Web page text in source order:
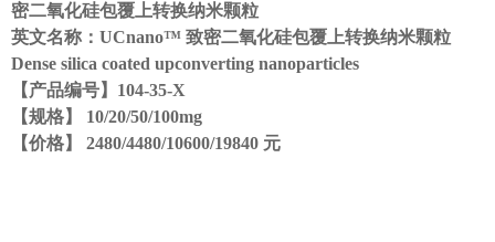
密二氧化硅包覆上转换纳米颗粒
英文名称：UCnano™ 致密二氧化硅包覆上转换纳米颗粒
Dense silica coated upconverting nanoparticles
【产品编号】104-35-X
【规格】 10/20/50/100mg
【价格】 2480/4480/10600/19840 元